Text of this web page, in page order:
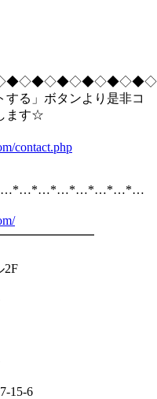
る」ボタンより是非コ
ます☆
contact.php
2F
15-6